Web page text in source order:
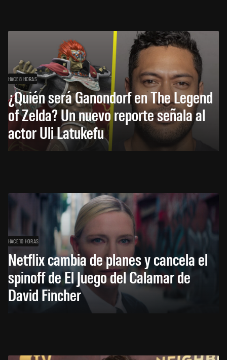
HACE 8 HORAS
¿Quién será Ganondorf en The Legend
of Zelda? Un nuevo reporte señala al
actor Uli Latukefu
HACE 10 HORAS
Netflix cambia de planes y cancela el
spinoff de El Juego del Calamar de
David Fincher